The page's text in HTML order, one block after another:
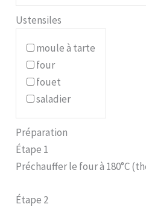
Ustensiles
moule à tarte
four
fouet
saladier
Préparation
Étape 1
Préchauffer le four à 180°C
Étape 2